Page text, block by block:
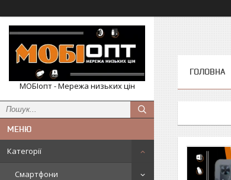
МОБІопт - Мережа низьких цін
Категорії
Смартфони
ГОЛОВНА